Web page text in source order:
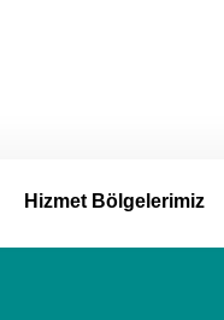
Hizmet Bölgelerimiz